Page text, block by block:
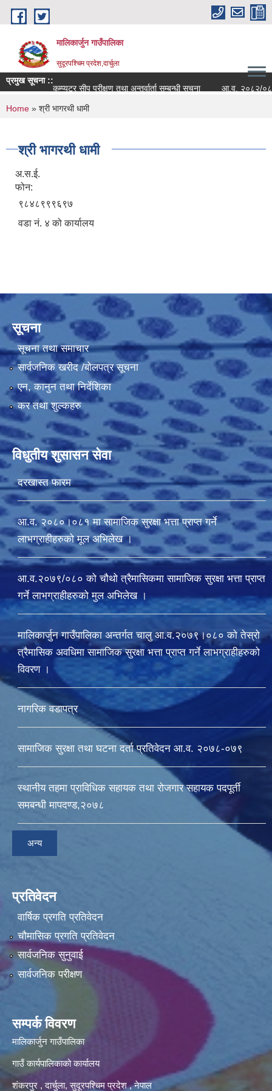
Skip to main content
मालिकार्जुन गाउँपालिका
सुदूरपश्चिम प्रदेश,दार्चुला
प्रमुख सूचना ::
कम्प्युटर सीप परीक्षण तथा अन्तर्वार्ता सम्बन्धी सूचना
आ.व. २०८२/०८३ को
You are here
Home » श्री भागरथी धामी
श्री भागरथी धामी
अ.स.ई.
फोन:
९८४८९९९६९७
वडा नं. ४ को कार्यालय
सूचना
सूचना तथा समाचार
सार्वजनिक खरीद /बोलपत्र सूचना
एन, कानुन तथा निर्देशिका
कर तथा शुल्कहरु
विधुतीय शुसासन सेवा
दरखास्त फारम
आ.व. २०८०।०८१ मा सामाजिक सुरक्षा भत्ता प्राप्त गर्ने
लाभग्राहीहरुको मूल अभिलेख ।
आ.व.२०७९/०८० को चौथो त्रैमासिकमा सामाजिक सुरक्षा भत्ता प्राप्त
गर्ने लाभग्राहीहरुको मुल अभिलेख ।
मालिकार्जुन गाउँपालिका अन्तर्गत चालु आ‍.व.२०७९।०८० को तेस्रो
त्रैमासिक अवधिमा सामाजिक सुरक्षा भत्ता प्राप्त गर्ने लाभग्राहीहरुको
विवरण ।
नागरिक वडापत्र
सामाजिक सुरक्षा तथा घटना दर्ता प्रतिवेदन आ.व. २०७८-०७९
स्थानीय तहमा प्राविधिक सहायक तथा रोजगार सहायक पदपूर्ती
समबन्धी मापदण्ड,२०७८
अन्य
प्रतिवेदन
वार्षिक प्रगति प्रतिवेदन
चौमासिक प्रगति प्रतिवेदन
सार्वजनिक सुनुवाई
सार्वजनिक परीक्षण
सम्पर्क विवरण
मालिकार्जुन गाउँपालिका
गाउँ कार्यपालिकाको कार्यालय
शंकरपुर , दार्चुला, सुदूरपश्चिम प्रदेश , नेपाल